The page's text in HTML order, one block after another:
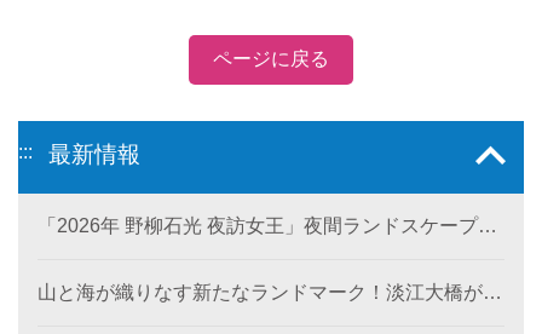
ページに戻る
::: 最新情報
「2026年 野柳石光 夜訪女王」夜間ランドスケープ美
山と海が織りなす新たなランドマーク！淡江大橋が観